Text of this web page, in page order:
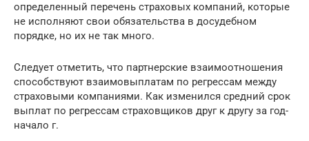
определенный перечень страховых компаний, которые
не исполняют свои обязательства в досудебном
порядке, но их не так много.
Следует отметить, что партнерские взаимоотношения
способствуют взаимовыплатам по регрессам между
страховыми компаниями. Как изменился средний срок
выплат по регрессам страховщиков друг к другу за год-
начало г.